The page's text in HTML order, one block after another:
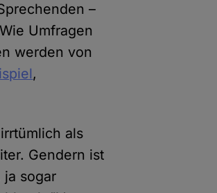
–
Umfragen
werden von
,
als
Gendern ist
sogar